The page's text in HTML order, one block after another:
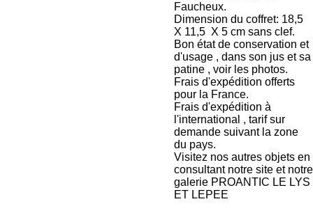
Faucheux.
Dimension du coffret: 18,5
X 11,5 X 5 cm sans clef.
Bon état de conservation et
d'usage , dans son jus et sa
patine , voir les photos.
Frais d'expédition offerts
pour la France.
Frais d'expédition à
l'international , tarif sur
demande suivant la zone
du pays.
Visitez nos autres objets en
consultant notre site et notre
galerie PROANTIC LE LYS
ET LEPEE